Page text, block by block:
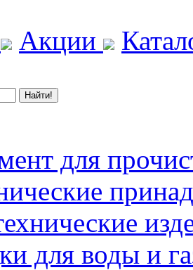
Акции
для
для воды и